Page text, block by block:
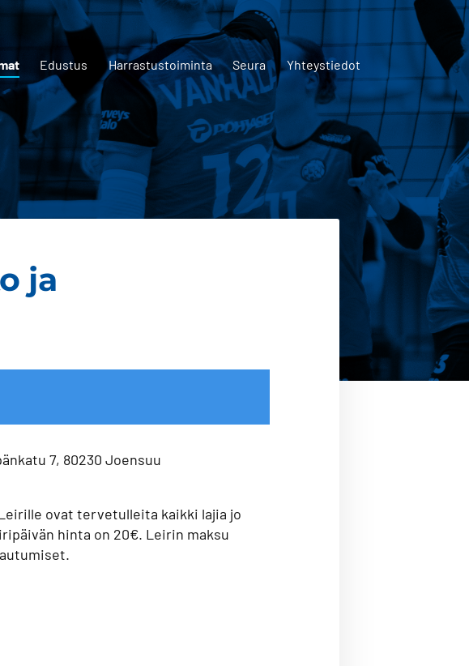
Edustus Harrastustoiminta Seura
Yhteystiedot
ja
7, 80230 Joensuu
ovat tervetulleita kaikki lajia jo
hinta on 20€. Leirin maksu